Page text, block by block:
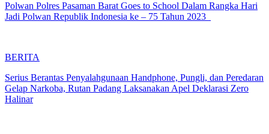
Polwan Polres Pasaman Barat Goes to School Dalam Rangka Hari
Jadi Polwan Republik Indonesia ke – 75 Tahun 2023
BERITA
Serius Berantas Penyalahgunaan Handphone, Pungli, dan Peredaran
Gelap Narkoba, Rutan Padang Laksanakan Apel Deklarasi Zero
Halinar